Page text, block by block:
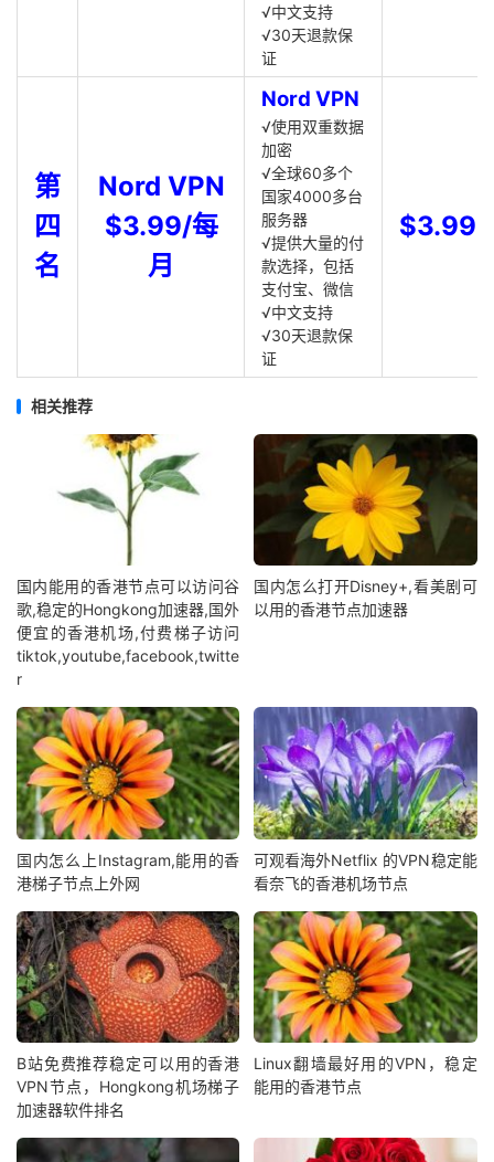
√中文支持
√30天退款保
证
第
四
名
Nord VPN
$3.99/每
月
Nord VPN
√使用双重数据
加密
√全球60多个
国家4000多台
服务器
√提供大量的付
款选择，包括
支付宝、微信
√中文支持
√30天退款保
证
$3.99
相关推荐
国内能用的香港节点可以访问谷
歌,稳定的Hongkong加速器,国外
便宜的香港机场,付费梯子访问
tiktok,youtube,facebook,twitte
r
国内怎么打开Disney+,看美剧可
以用的香港节点加速器
国内怎么上Instagram,能用的香
港梯子节点上外网
可观看海外Netflix 的VPN稳定能
看奈飞的香港机场节点
B站免费推荐稳定可以用的香港
VPN节点，Hongkong机场梯子
加速器软件排名
Linux翻墙最好用的VPN，稳定
能用的香港节点